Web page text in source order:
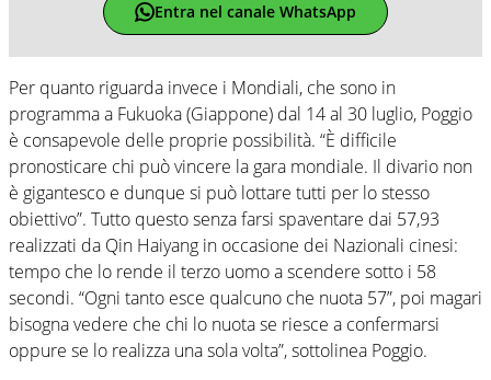
Entra nel canale WhatsApp
Per quanto riguarda invece i Mondiali, che sono in
programma a Fukuoka (Giappone) dal 14 al 30 luglio, Poggio
è consapevole delle proprie possibilità. “È difficile
pronosticare chi può vincere la gara mondiale. Il divario non
è gigantesco e dunque si può lottare tutti per lo stesso
obiettivo”. Tutto questo senza farsi spaventare dai 57,93
realizzati da Qin Haiyang in occasione dei Nazionali cinesi:
tempo che lo rende il terzo uomo a scendere sotto i 58
secondi. “Ogni tanto esce qualcuno che nuota 57”, poi magari
bisogna vedere che chi lo nuota se riesce a confermarsi
oppure se lo realizza una sola volta”, sottolinea Poggio.